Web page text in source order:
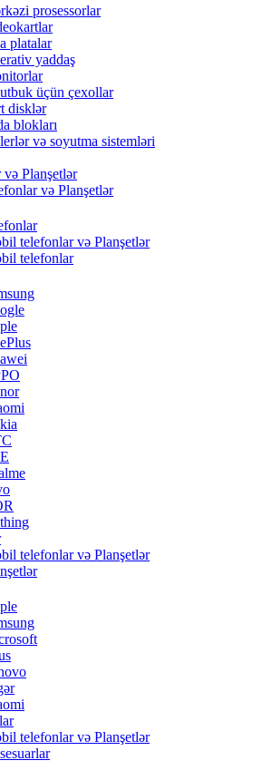
prosessorlar
platalar
yaddaş
üçün çexollar
disklər
blokları
və soyutma sistemləri
Planşetlər
və Planşetlər
telefonlar və Planşetlər
telefonlar
telefonlar və Planşetlər
telefonlar və Planşetlər